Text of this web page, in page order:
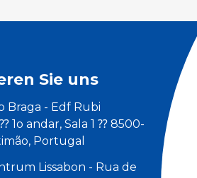
Sie uns
Braga - Edf Rubi
1o andar, Sala 1 ⁇ 8500-
Portugal
Lissabon - Rua de